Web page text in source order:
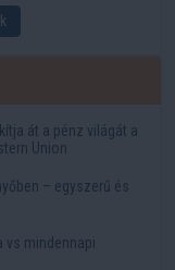
át a pénz világát a
Union
– egyszerű és
vs mindennapi